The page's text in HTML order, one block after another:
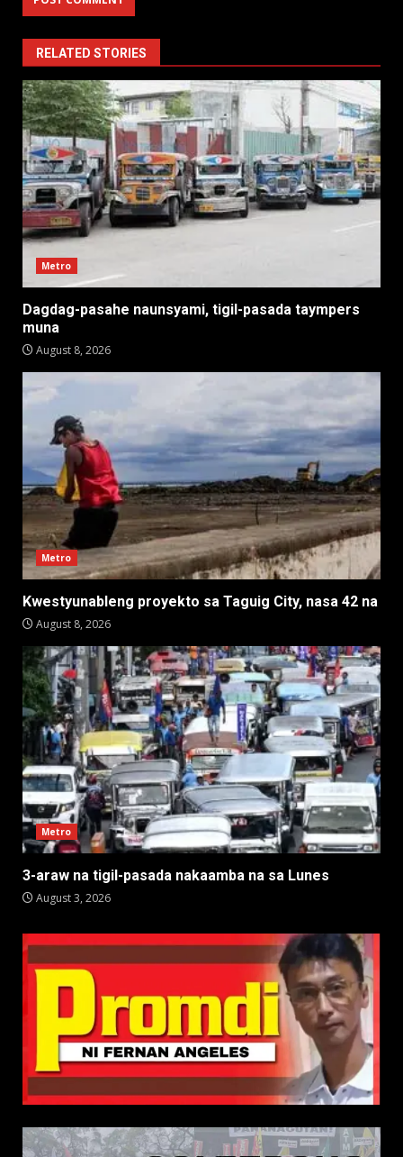
RELATED STORIES
Metro
Dagdag-pasahe naunsyami, tigil-pasada taympers
muna
August 8, 2026
Metro
Kwestyunableng proyekto sa Taguig City, nasa 42 na
August 8, 2026
Metro
3-araw na tigil-pasada nakaamba na sa Lunes
August 3, 2026